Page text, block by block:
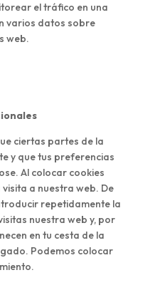
el tráfico en una
varios datos sobre
web.
ciertas partes de la
y que tus preferencias
Al colocar cookies
a nuestra web. De
repetidamente la
nuestra web y, por
en tu cesta de la
Podemos colocar